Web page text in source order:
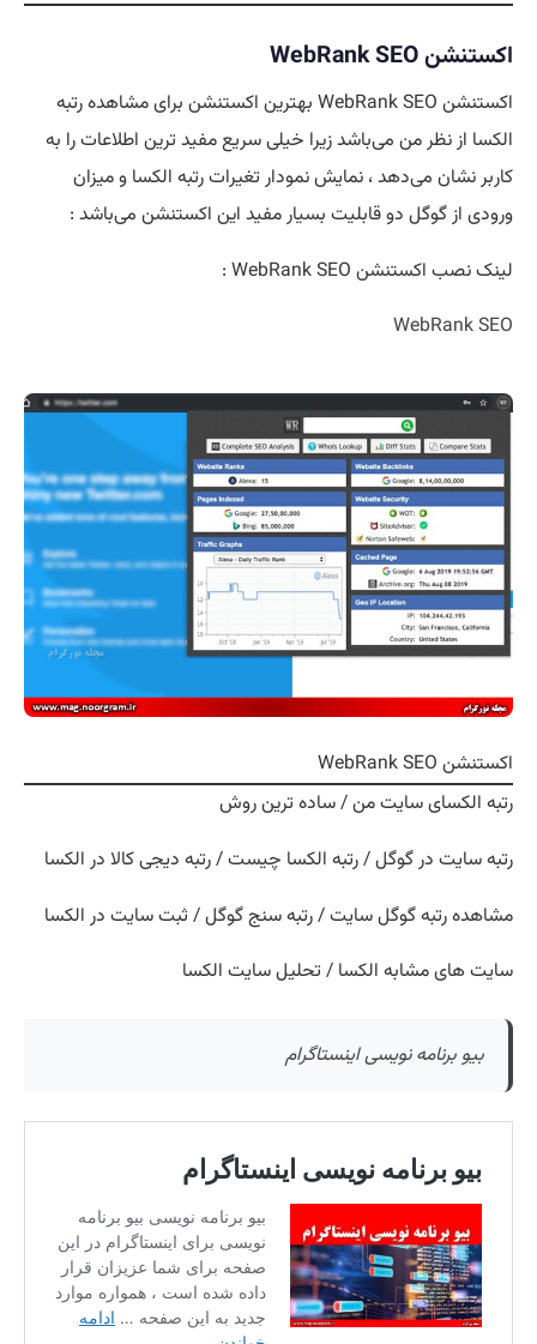
اکستنشن WebRank SEO
اکستنشن WebRank SEO بهترین اکستنشن برای مشاهده رتبه
الکسا از نظر من می‌باشد زیرا خیلی سریع مفید ترین اطلاعات را به
کاربر نشان می‌دهد ، نمایش نمودار تغیرات رتبه الکسا و میزان
ورودی از گوگل دو قابلیت بسیار مفید این اکستنشن می‌باشد :
لینک نصب اکستنشن WebRank SEO :
WebRank SEO
اکستنشن WebRank SEO
رتبه الکسای سایت من / ساده ترین روش
رتبه سایت در گوگل / رتبه الکسا چیست / رتبه دیجی کالا در الکسا
مشاهده رتبه گوگل سایت / رتبه سنج گوگل / ثبت سایت در الکسا
سایت های مشابه الکسا / تحلیل سایت الکسا
بیو برنامه نویسی اینستاگرام